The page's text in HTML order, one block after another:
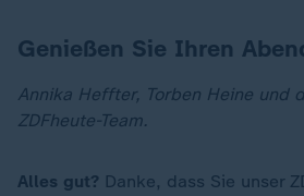
Genießen Sie Ihren
Annika Heffter, Torben Heine und
ZDFheute-Team.
Alles gut? Danke, dass Sie unser